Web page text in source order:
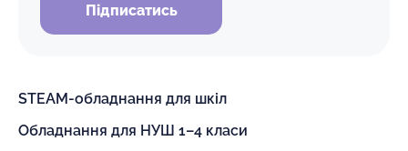
Підписатись
STEAM-обладнання для шкіл
Обладнання для НУШ 1–4 класи